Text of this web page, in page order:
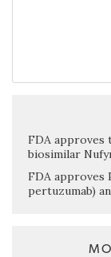
FDA approves
biosimilar
FDA approves
pertuzumab)